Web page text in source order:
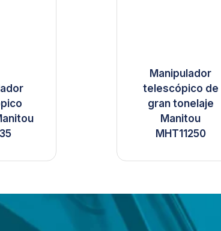
Manipulador
telescópico de
gran tonelaje
Manitou
MHT11250